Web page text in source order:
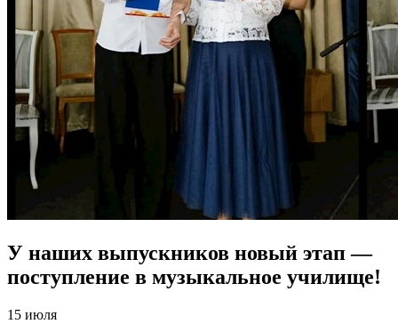
У наших выпускников новый этап —
поступление в музыкальное училище!
15 июля